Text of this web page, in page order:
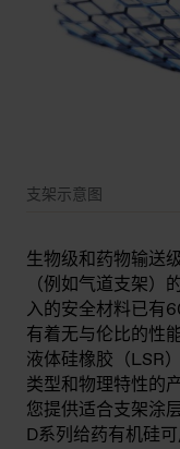
支架示意图
生物级和药物输送
（例如气道支架）
入的安全材料已有
有着无与伦比的性
液体硅橡胶（LSR
类型和物理特性的
您提供适合支架涂
D系列给药有机硅